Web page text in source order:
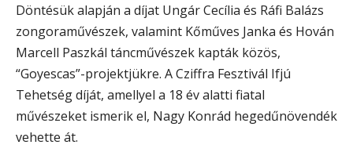
Döntésük alapján a díjat Ungár Cecília és Ráfi Balázs
zongoraművészek, valamint Kőműves Janka és Hován
Marcell Paszkál táncművészek kapták közös,
“Goyescas”-projektjükre. A Cziffra Fesztivál Ifjú
Tehetség díját, amellyel a 18 év alatti fiatal
művészeket ismerik el, Nagy Konrád hegedűnövendék
vehette át.